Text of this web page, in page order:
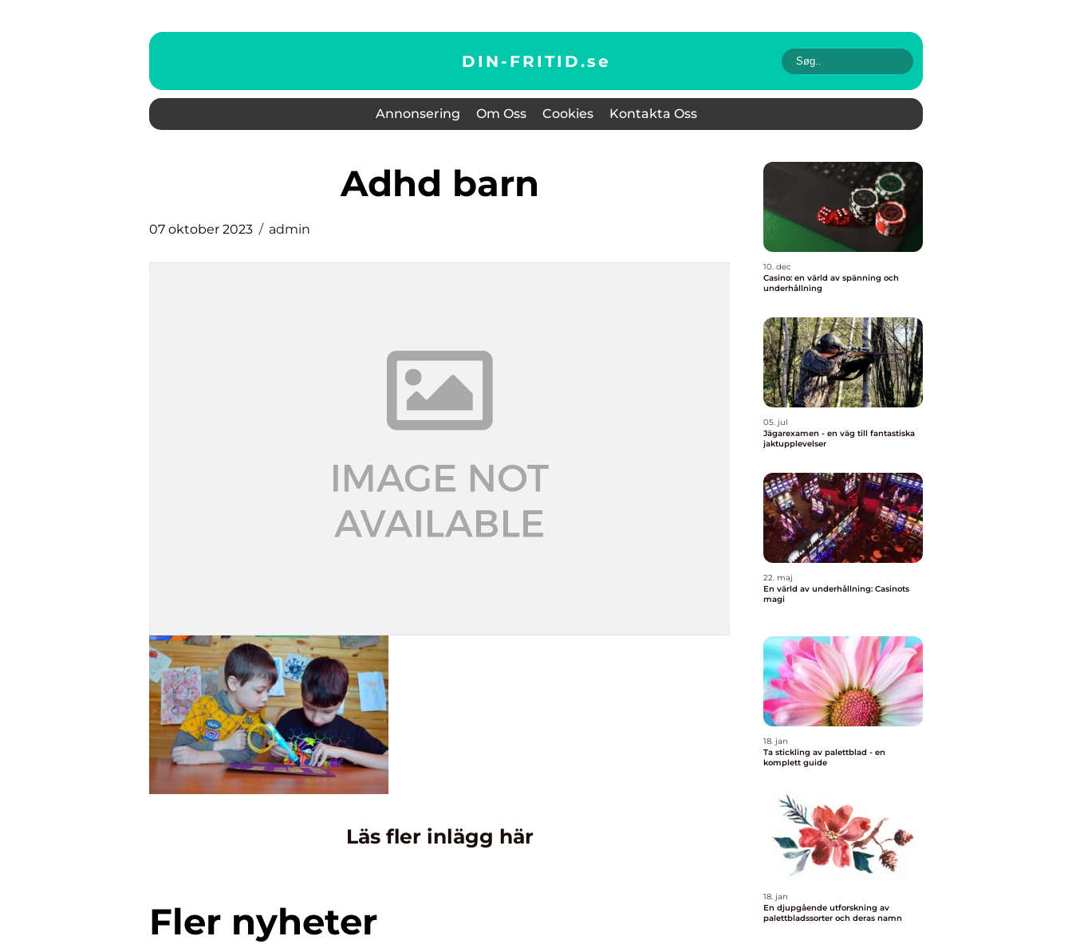
DIN-FRITID.se
Annonsering Om Oss Cookies Kontakta Oss
adhd barn
07 oktober 2023 admin
Läs fler inlägg här
Fler nyheter
10. dec
Casino: en värld av spänning och
underhållning
05. jul
Jägarexamen - en väg till fantastiska
jaktupplevelser
22. maj
En värld av underhållning: Casinots
magi
18. jan
Ta stickling av palettblad - en
komplett guide
18. jan
En djupgående utforskning av
palettbladssorter och deras namn